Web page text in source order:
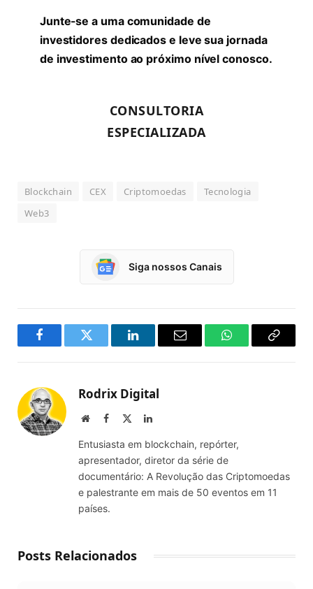
Junte-se a uma comunidade de
investidores dedicados e leve sua jornada
de investimento ao próximo nível conosco.
CONSULTORIA
ESPECIALIZADA
Blockchain CEX Criptomoedas
Tecnologia
Web3
Siga nossos Canais
FacebookTwitter LinkedInEmail WhatsAppCopy
Rodrix Digital
WebsiteFacebook LinkedIn
Entusiasta em blockchain, repórter,
apresentador, diretor da série de
documentário: A Revolução das Criptomoedas
e palestrante em mais de 50 eventos em 11
países.
Posts Relacionados